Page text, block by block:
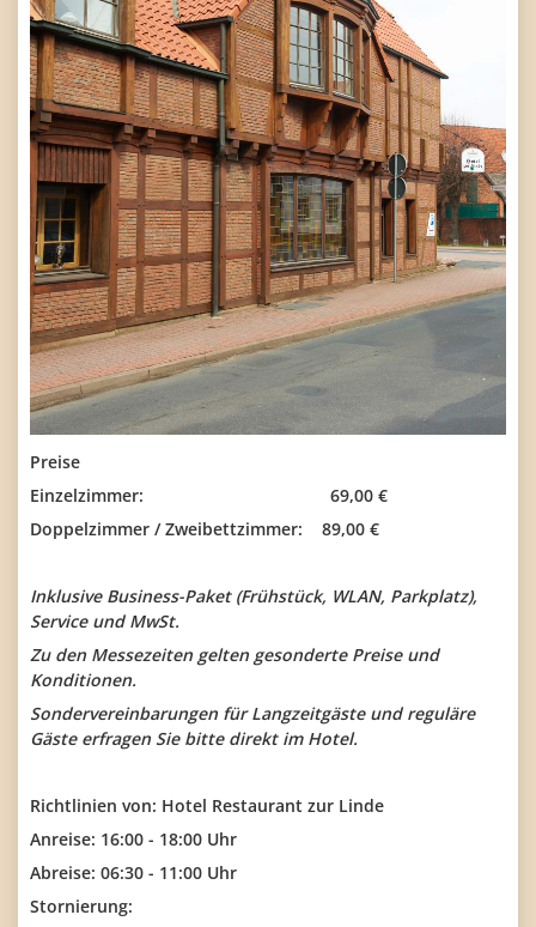
Preise
Einzelzimmer: 69,00 €
Doppelzimmer / Zweibettzimmer: 89,00 €
Inklusive Business-Paket (Frühstück, WLAN, Parkplatz),
Service und MwSt.
Zu den Messezeiten gelten gesonderte Preise und
Konditionen.
Sondervereinbarungen für Langzeitgäste und reguläre
Gäste erfragen Sie bitte direkt im Hotel.
Richtlinien von: Hotel Restaurant zur Linde
Anreise: 16:00 - 18:00 Uhr
Abreise: 06:30 - 11:00 Uhr
Stornierung: